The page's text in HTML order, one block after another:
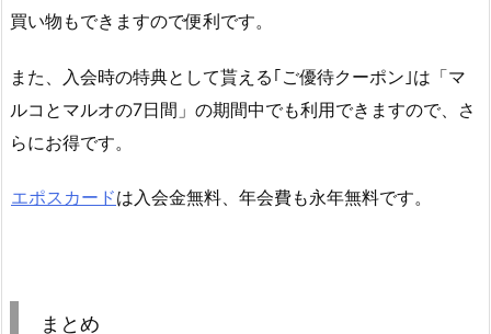
買い物もできますので便利です。
また、入会時の特典として貰える｢ご優待クーポン｣は「マ
ルコとマルオの7日間」の期間中でも利用できますので、さ
らにお得です。
エポスカードは入会金無料、年会費も永年無料です。
まとめ